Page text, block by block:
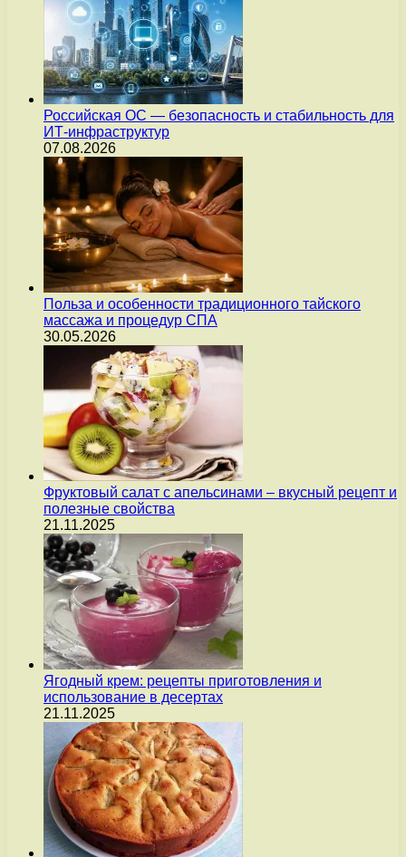
Российская ОС — безопасность и стабильность для
ИТ-инфраструктур
07.08.2026
Польза и особенности традиционного тайского
массажа и процедур СПА
30.05.2026
Фруктовый салат с апельсинами – вкусный рецепт и
полезные свойства
21.11.2025
Ягодный крем: рецепты приготовления и
использование в десертах
21.11.2025